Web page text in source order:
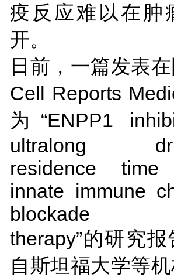
疫反应难以在肿
开。
日前，一篇发表
Cell Reports
为“ENPP1
ultralong
residence
innate immune
blockade
therapy”的研究
自斯坦福大学等